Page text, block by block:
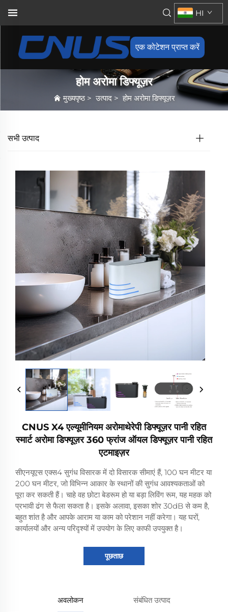
एक कोटेशन प्राप्त करें
HI
होम अरोमा डिफ्यूज़र
मुख्यपृष्ठ> उत्पाद> होम अरोमा डिफ्यूज़र
सभी उत्पाद
CNUS X4 एल्यूमीनियम अरोमाथेरेपी डिफ्यूज़र पानी रहित
स्मार्ट अरोमा डिफ्यूज़र 360 फ्रांज ऑयल डिफ्यूज़र पानी रहित
एटमाइज़र
सीएनयूएस एक्स4 सुगंध विसारक में दो विसारक सीमाएं हैं, 100 घन मीटर या
200 घन मीटर, जो विभिन्न आकार के स्थानों की सुगंध आवश्यकताओं को
पूरा कर सकती हैं। चाहे वह छोटा बेडरूम हो या बड़ा लिविंग रूम, यह महक को
प्रभावी ढंग से फैला सकता है। इसके अलावा, इसका शोर 30dB से कम है,
बहुत शांत है और आपके आराम या काम को परेशान नहीं करेगा। यह घरों,
कार्यालयों और अन्य परिदृश्यों में उपयोग के लिए काफी उपयुक्त है।
पूछताछ
अवलोकन संबंधित उत्पाद